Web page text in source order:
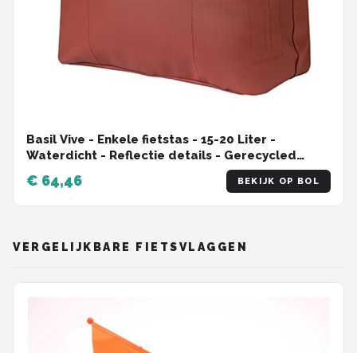
Basil Vive - Enkele fietstas - 15-20 Liter -
Waterdicht - Reflectie details - Gerecycled
materiaal - MIK Hooks - Incl. laptopvak -
rood/roze
€ 64,46 BEKIJK OP BOL
VERGELIJKBARE FIETSVLAGGEN